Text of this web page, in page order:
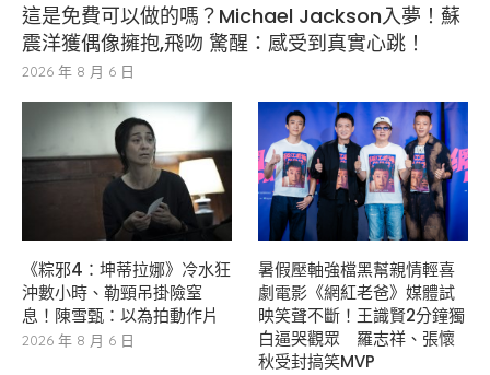
這是免費可以做的嗎？Michael Jackson入夢！蘇
震洋獲偶像擁抱,飛吻 驚醒：感受到真實心跳！
2026 年 8 月 6 日
《粽邪4：坤蒂拉娜》冷水狂
沖數小時、勒頸吊掛險窒
息！陳雪甄：以為拍動作片
2026 年 8 月 6 日
暑假壓軸強檔黑幫親情輕喜
劇電影《網紅老爸》媒體試
映笑聲不斷！王識賢2分鐘獨
白逼哭觀眾 羅志祥、張懷
秋受封搞笑MVP